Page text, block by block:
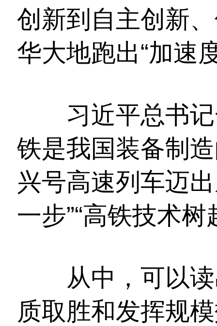
创新到自主创新
华大地跑出“加速
习近平总书记
铁是我国装备制
兴号高速列车迈
一步”“高铁技术
从中，可以读
质取胜和发挥规